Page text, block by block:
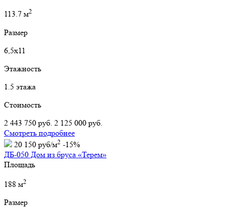
113.7 м2
Размер
6,5х11
Этажность
1.5 этажа
Стоимость
2 443 750 руб. 2 125 000 руб.
Смотреть подробнее
20 150 руб/м2 -15%
ДБ-050 Дом из бруса «Терем»
Площадь
188 м2
Размер